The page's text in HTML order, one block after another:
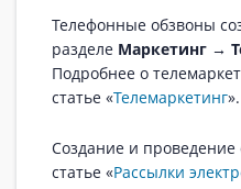
Телефонные обзвоны
разделе Маркетинг →
Подробнее о
статье «Телемаркетинг».
Создание и
статье «Рассылки